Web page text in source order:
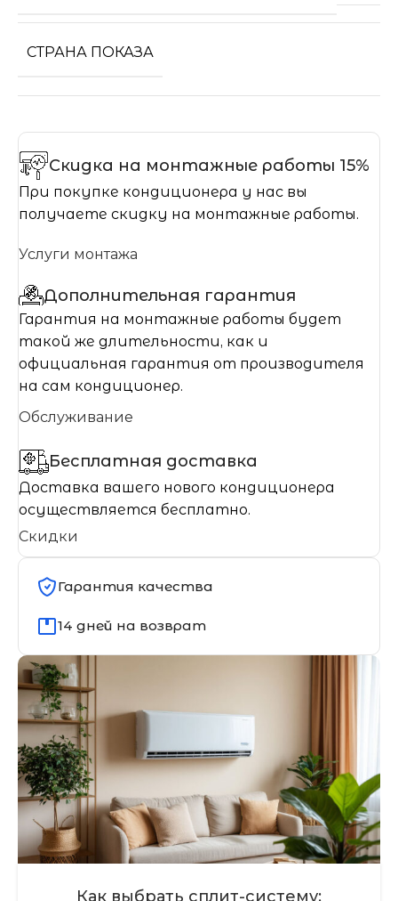
СТРАНА ПОКАЗА
Скидка на монтажные работы 15%
При покупке кондиционера у нас вы
получаете скидку на монтажные работы.
Услуги монтажа
Дополнительная гарантия
Гарантия на монтажные работы будет
такой же длительности, как и
официальная гарантия от производителя
на сам кондиционер.
Обслуживание
Бесплатная доставка
Доставка вашего нового кондиционера
осуществляется бесплатно.
Скидки
Гарантия качества
14 дней на возврат
Как выбрать сплит-систему: